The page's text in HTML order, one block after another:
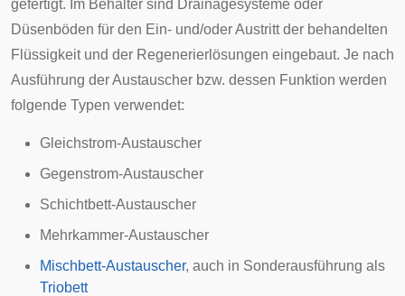
gefertigt. Im Behälter sind Drainagesysteme oder
Düsenböden für den Ein- und/oder Austritt der behandelten
Flüssigkeit und der Regenerierlösungen eingebaut. Je nach
Ausführung der Austauscher bzw. dessen Funktion werden
folgende Typen verwendet:
Gleichstrom-Austauscher
Gegenstrom-Austauscher
Schichtbett-Austauscher
Mehrkammer-Austauscher
Mischbett-Austauscher, auch in Sonderausführung als
Triobett